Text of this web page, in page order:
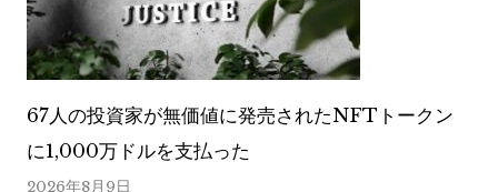
67人の投資家が無価値に発売されたNFTトークン
に1,000万ドルを支払った
2026年8月9日